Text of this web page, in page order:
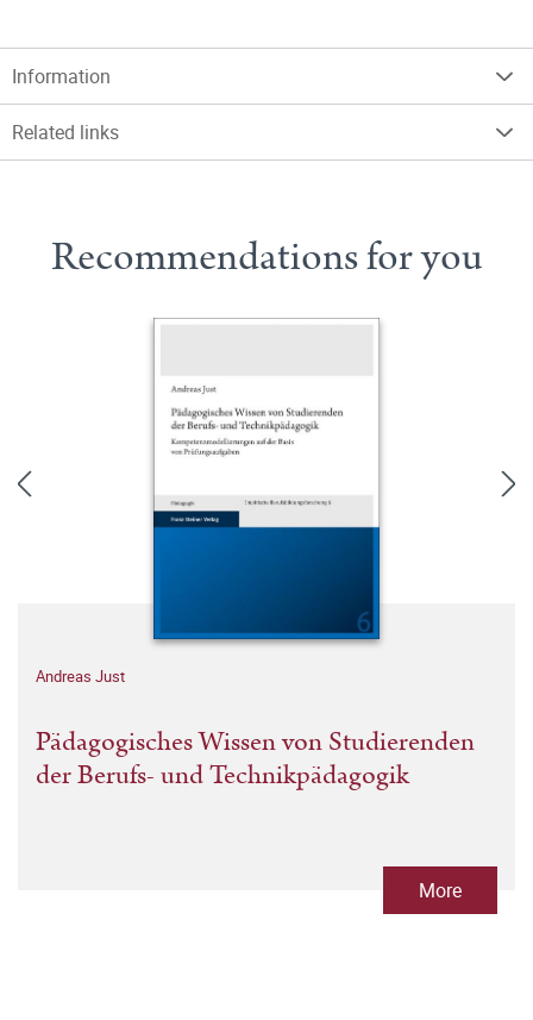
Information
Related links
Recommendations for you
Andreas Just
Pädagogisches Wissen von Studierenden
der Berufs- und Technikpädagogik
More